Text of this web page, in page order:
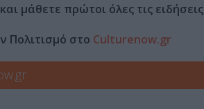
και μάθετε πρώτοι όλες τις ειδήσεις
Πολιτισμό στο Culturenow.gr